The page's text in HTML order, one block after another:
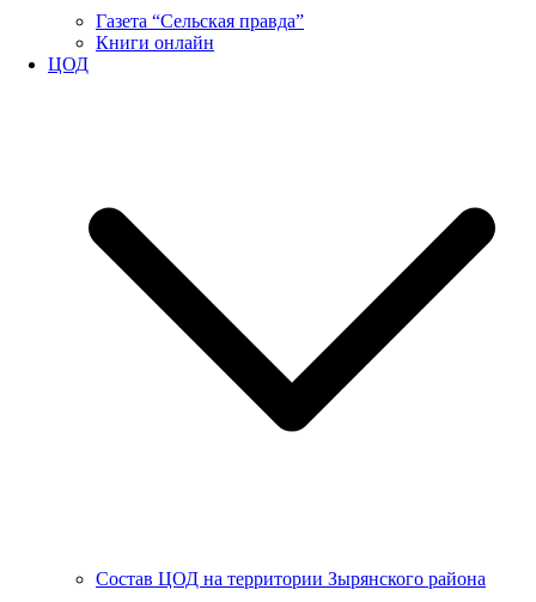
Газета “Сельская правда”
Книги онлайн
ЦОД
Состав ЦОД на территории Зырянского района